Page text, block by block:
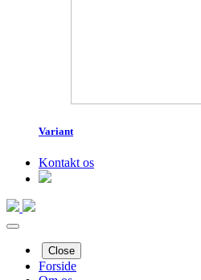
Variant
Kontakt os
Close
Forside